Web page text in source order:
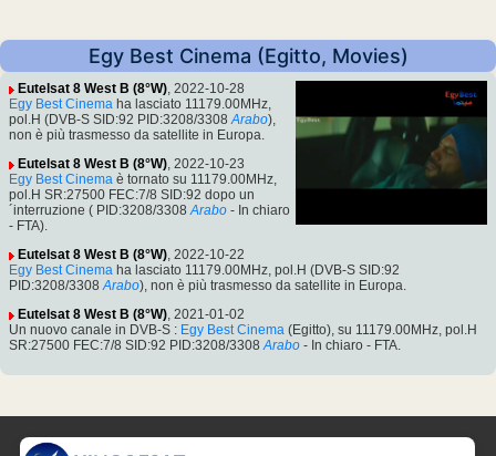
Egy Best Cinema (Egitto, Movies)
Eutelsat 8 West B (8°W), 2022-10-28
Egy Best Cinema ha lasciato 11179.00MHz,
pol.H (DVB-S SID:92 PID:3208/3308 Arabo),
non è più trasmesso da satellite in Europa.
Eutelsat 8 West B (8°W), 2022-10-23
Egy Best Cinema è tornato su 11179.00MHz,
pol.H SR:27500 FEC:7/8 SID:92 dopo un
´interruzione ( PID:3208/3308 Arabo - In chiaro
- FTA).
Eutelsat 8 West B (8°W), 2022-10-22
Egy Best Cinema ha lasciato 11179.00MHz, pol.H (DVB-S SID:92
PID:3208/3308 Arabo), non è più trasmesso da satellite in Europa.
Eutelsat 8 West B (8°W), 2021-01-02
Un nuovo canale in DVB-S : Egy Best Cinema (Egitto), su 11179.00MHz, pol.H
SR:27500 FEC:7/8 SID:92 PID:3208/3308 Arabo - In chiaro - FTA.